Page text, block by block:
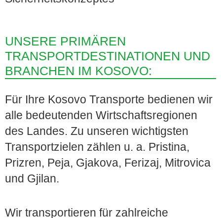
UNSERE PRIMÄREN
TRANSPORTDESTINATIONEN UND
BRANCHEN IM KOSOVO:
Für Ihre Kosovo Transporte bedienen wir
alle bedeutenden Wirtschaftsregionen
des Landes. Zu unseren wichtigsten
Transportzielen zählen u. a. Pristina,
Prizren, Peja, Gjakova, Ferizaj, Mitrovica
und Gjilan.
Wir transportieren für zahlreiche